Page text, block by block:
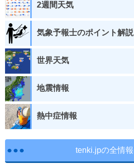
2週間天気
気象予報士のポイント解説
世界天気
地震情報
熱中症情報
tenki.jpの全情